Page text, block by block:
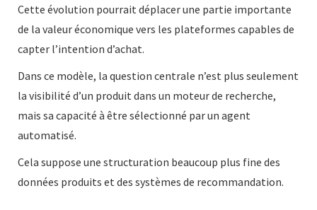
Cette évolution pourrait déplacer une partie importante
de la valeur économique vers les plateformes capables de
capter l’intention d’achat.
Dans ce modèle, la question centrale n’est plus seulement
la visibilité d’un produit dans un moteur de recherche,
mais sa capacité à être sélectionné par un agent
automatisé.
Cela suppose une structuration beaucoup plus fine des
données produits et des systèmes de recommandation.